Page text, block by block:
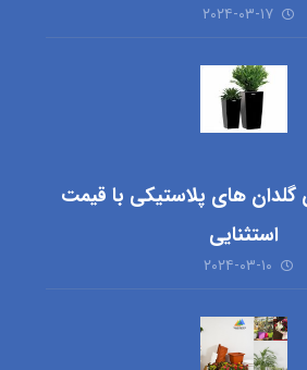
۲۰۲۴-۰۳-۱۷
گلدان های پلاستیکی با قیمت
استثنایی
۲۰۲۴-۰۳-۱۰